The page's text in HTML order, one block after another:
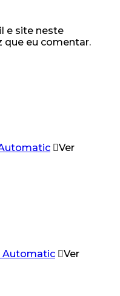
e site neste
que eu comentar.
Ver
Ver